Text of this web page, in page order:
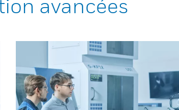
avancées